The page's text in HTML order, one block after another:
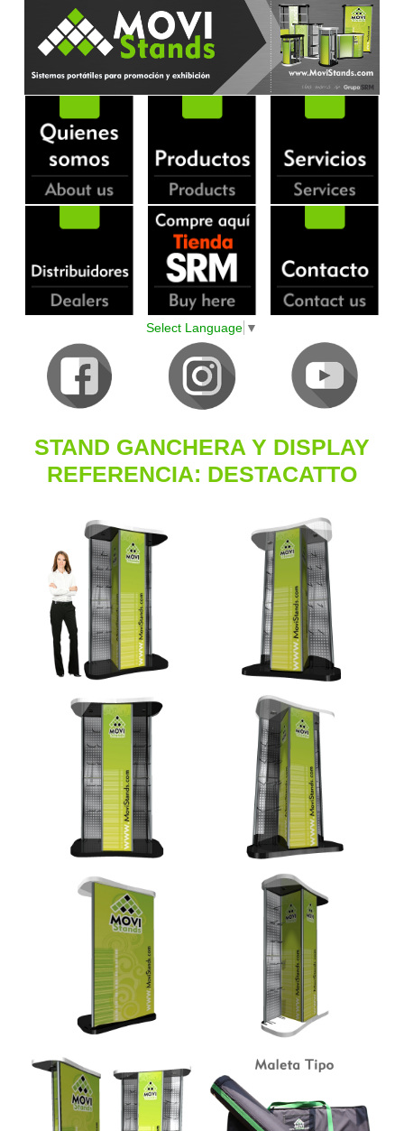
Select Language ▼
STAND GANCHERA Y DISPLAY
REFERENCIA: DESTACATTO